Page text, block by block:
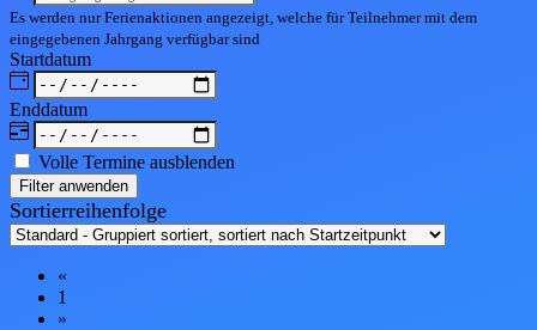
Es werden nur Ferienaktionen angezeigt, welche für Teilnehmer mit dem
eingegebenen Jahrgang verfügbar sind
Startdatum
Enddatum
Volle Termine ausblenden
Filter anwenden
Sortierreihenfolge
«
1
»